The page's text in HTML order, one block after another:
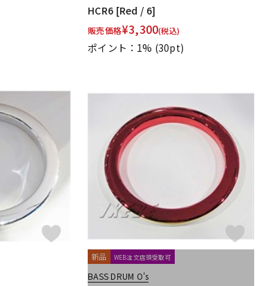
HCR6 [Red / 6]
販売価格¥3,300(税込)
ポイント：1% (30pt)
新品 WEB注文店頭受取可
BASS DRUM O's